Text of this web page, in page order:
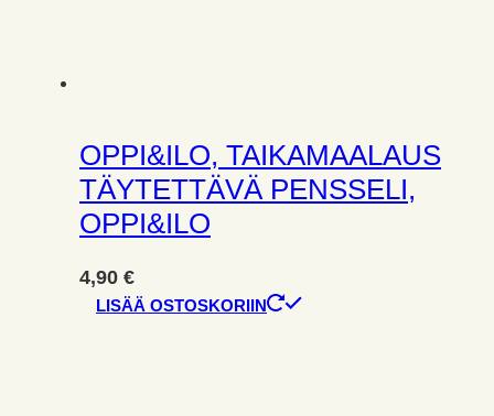
OPPI&ILO, TAIKAMAALAUS
TÄYTETTÄVÄ PENSSELI,
OPPI&ILO
4,90 €
LISÄÄ OSTOSKORIIN